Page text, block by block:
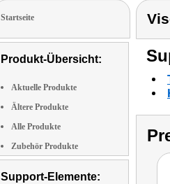
Startseite
Produkt-Übersicht:
Aktuelle Produkte
Ältere Produkte
Alle Produkte
Zubehör Produkte
Support-Elemente: